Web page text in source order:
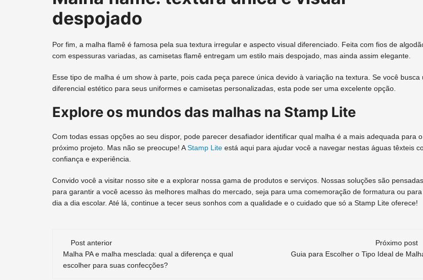
despojado
Por fim, a malha flamê é famosa pela sua textura irregular e aspecto visual diferenciado. Feita com fios de
com espessuras variadas, as camisetas flamê entregam um estilo mais despojado, mas ainda assim elegante.
Esse tipo de malha é um show à parte, pois cada peça parece única devido à variação na textura. Se você busca
diferencial estético para seus uniformes e camisetas personalizadas, esta pode ser uma excelente opção.
Explore os mundos das malhas na Stamp Lite
Com todas essas opções ao seu dispor, pode parecer desafiador identificar qual malha é a mais adequada para
próximo projeto. Mas não se preocupe! AStamp Lite está aqui para ajudar você a navegar nestas águas têxteis
confiança e experiência.
Convido você a visitar nosso site e a explorar nossa gama de produtos e serviços. Nossas soluções são pensadas
para garantir a você acesso às melhores malhas do mercado, seja para uma comemoração de formatura ou
dia a dia escolar. Até lá, continue a tecer seus sonhos com a qualidade e o cuidado que só a Stamp Lite oferece!
Navegação
de
Post anterior
Malha PA e malha mesclada: qual a diferença e qual
escolher para suas confecções?
Próximo post
Guia para Escolher o Tipo Ideal de